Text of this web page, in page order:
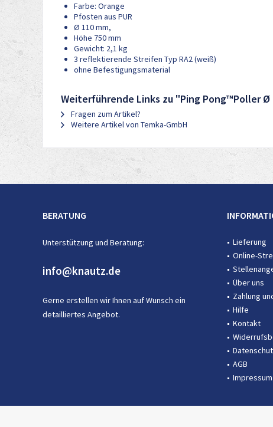
Farbe: Orange
Pfosten aus PUR
Ø 110 mm,
Höhe 750 mm
Gewicht: 2,1 kg
3 reflektierende Streifen Typ RA2 (weiß)
ohne Befestigungsmaterial
Weiterführende Links zu "Ping Pong™Poller Ø
Fragen zum Artikel?
Weitere Artikel von Temka-GmbH
BERATUNG
Unterstützung und Beratung:
info@knautz.de
Gerne erstellen wir Ihnen auf Wunsch ein
detailliertes Angebot.
Lieferung
Online-
Über uns
Zahlung
Hilfe
Kontakt
AGB
Impressum